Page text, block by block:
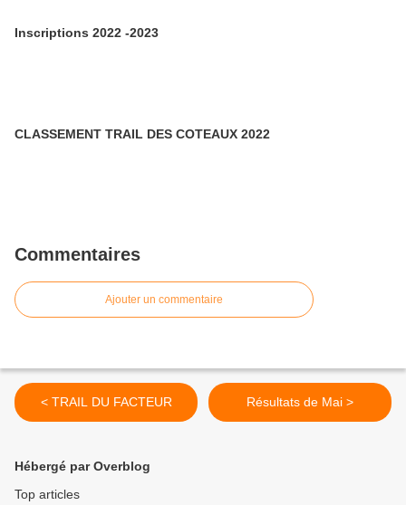
Inscriptions 2022 -2023
CLASSEMENT TRAIL DES COTEAUX 2022
Commentaires
Ajouter un commentaire
< TRAIL DU FACTEUR Résultats de Mai >
Hébergé par Overblog
Top articles